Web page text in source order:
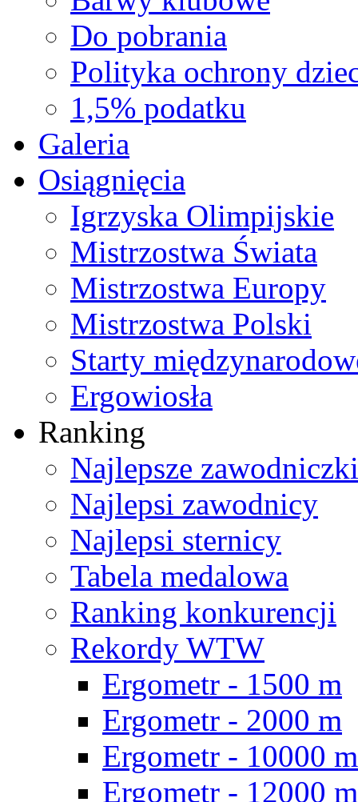
Do pobrania
Polityka ochrony
1,5% podatku
Galeria
Osiągnięcia
Igrzyska Olimpijskie
Mistrzostwa Świata
Mistrzostwa Europy
Mistrzostwa Polski
Starty
Ergowiosła
Ranking
Najlepsze zawodniczki
Najlepsi zawodnicy
Najlepsi sternicy
Tabela medalowa
Ranking konkurencji
Rekordy WTW
Ergometr - 1500 m
Ergometr - 2000 m
Ergometr - 10000 m
Ergometr - 12000 m